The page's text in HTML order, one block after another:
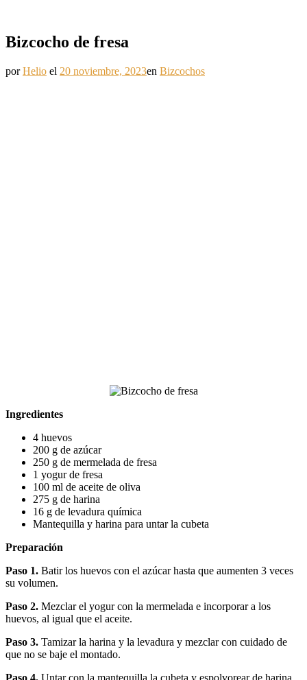
Bizcocho de fresa
porHelio el 20 noviembre, 2023en Bizcochos
Ingredientes
4 huevos
200 g de azúcar
250 g de mermelada de fresa
1 yogur de fresa
100 ml de aceite de oliva
275 g de harina
16 g de levadura química
Mantequilla y harina para untar la cubeta
Preparación
Paso 1. Batir los huevos con el azúcar hasta que aumenten 3 veces
su volumen.
Paso 2. Mezclar el yogur con la mermelada e incorporar a los
huevos, al igual que el aceite.
Paso 3. Tamizar la harina y la levadura y mezclar con cuidado de
que no se baje el montado.
Paso 4. Untar con la mantequilla la cubeta y espolvorear de harina,